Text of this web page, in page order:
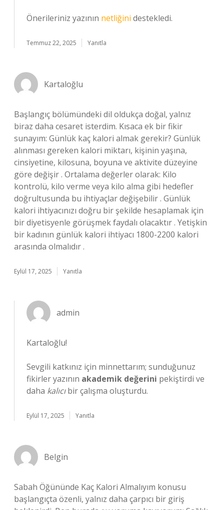
Önerileriniz yazının netliğini destekledi.
Temmuz 22, 2025 Yanıtla
Kartaloğlu
Başlangıç bölümündeki dil oldukça doğal, yalnız
biraz daha cesaret isterdim. Kısaca ek bir fikir
sunayım: Günlük kaç kalori almak gerekir? Günlük
alınması gereken kalori miktarı, kişinin yaşına,
cinsiyetine, kilosuna, boyuna ve aktivite düzeyine
göre değişir . Ortalama değerler olarak: Kilo
kontrolü, kilo verme veya kilo alma gibi hedefler
doğrultusunda bu ihtiyaçlar değişebilir . Günlük
kalori ihtiyacınızı doğru bir şekilde hesaplamak için
bir diyetisyenle görüşmek faydalı olacaktır . Yetişkin
bir kadının günlük kalori ihtiyacı 1800-2200 kalori
arasında olmalıdır .
Eylül 17, 2025 Yanıtla
admin
Kartaloğlu!
Sevgili katkınız için minnettarım; sunduğunuz
fikirler yazının akademik değerini pekiştirdi ve
daha kalıcıbir çalışma oluşturdu.
Eylül 17, 2025 Yanıtla
Belgin
Sabah Öğününde Kaç Kalori Almalıyım konusu
başlangıçta özenli, yalnız daha çarpıcı bir giriş